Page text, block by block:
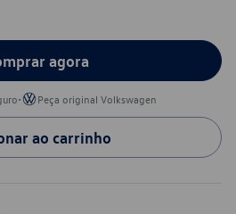
agora
• Peça original Volkswagen
ao carrinho